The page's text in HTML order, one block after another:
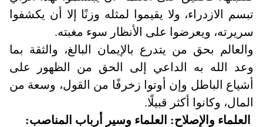
تبسم الازدراء، ولا يقيموا لمثله وزنًا إلا أن يكشفوا
سريرته، ويعرضوا على الأنظار سوء مغبته.
والعالم بحق من يتدرع بالإيمان البالغ، والثقة بما
وعد الله به الداعي إلى الحق من الظهور على
أشياع الباطل وإن أوتوا زخرفًا من القول، وسعة من
المال، وكانوا أكثر قبيلًا.
العلماء والإصلاح: العلماء وسير أرباب المناصب: